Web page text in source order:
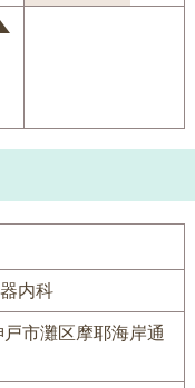
内科
市灘区摩耶海岸通